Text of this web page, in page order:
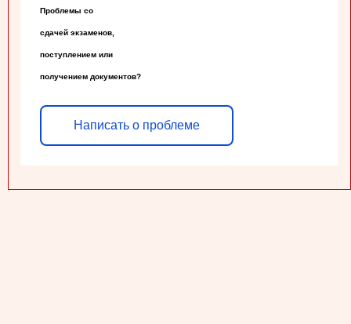
Проблемы со
сдачей экзаменов,
поступлением или
получением документов?
Написать о проблеме